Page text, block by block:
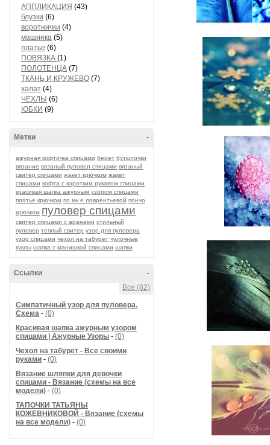
АППЛИКАЦИЯ (43)
блузки (6)
воротнички (4)
машинка (5)
платье (6)
ПОВЯЗКА (1)
ПОЛОТЕНЦА (7)
ТКАНЬ И КРУЖЕВО (7)
халат (4)
ЧЕХЛЫ (6)
ЮБКИ (9)
-
Метки
ажурная кофточка спицами берет бутылочки
вязание вязаный пуловер спицами вязаный
свитер спицами жакет крючком жакет
спицами кофта с коротким рукавом спицами
красивая шапка ажурным узором спицами
платье крючком по мк е.лаврентьевой пончо
крючком пуловер спицами
свитер спицами с аранами стильный
пуловер теплый свитер узор для пуловера
узор спицами чехол на табурет чулочные
куклы шапка с манишкой спицами шапки
-
Ссылки
Все (82)
Симпатичный узор для пуловера.
Схема - (0)
Красивая шапка ажурным узором
спицами | Ажурные Узоры - (0)
Чехол на табурет - Все своими
руками - (0)
Вязание шляпки для девочки
спицами - Вязание (схемы на все
модели) - (0)
ТАПОЧКИ ТАТЬЯНЫ
КОЖЕВНИКОВОЙ - Вязание (схемы
на все модели) - (0)